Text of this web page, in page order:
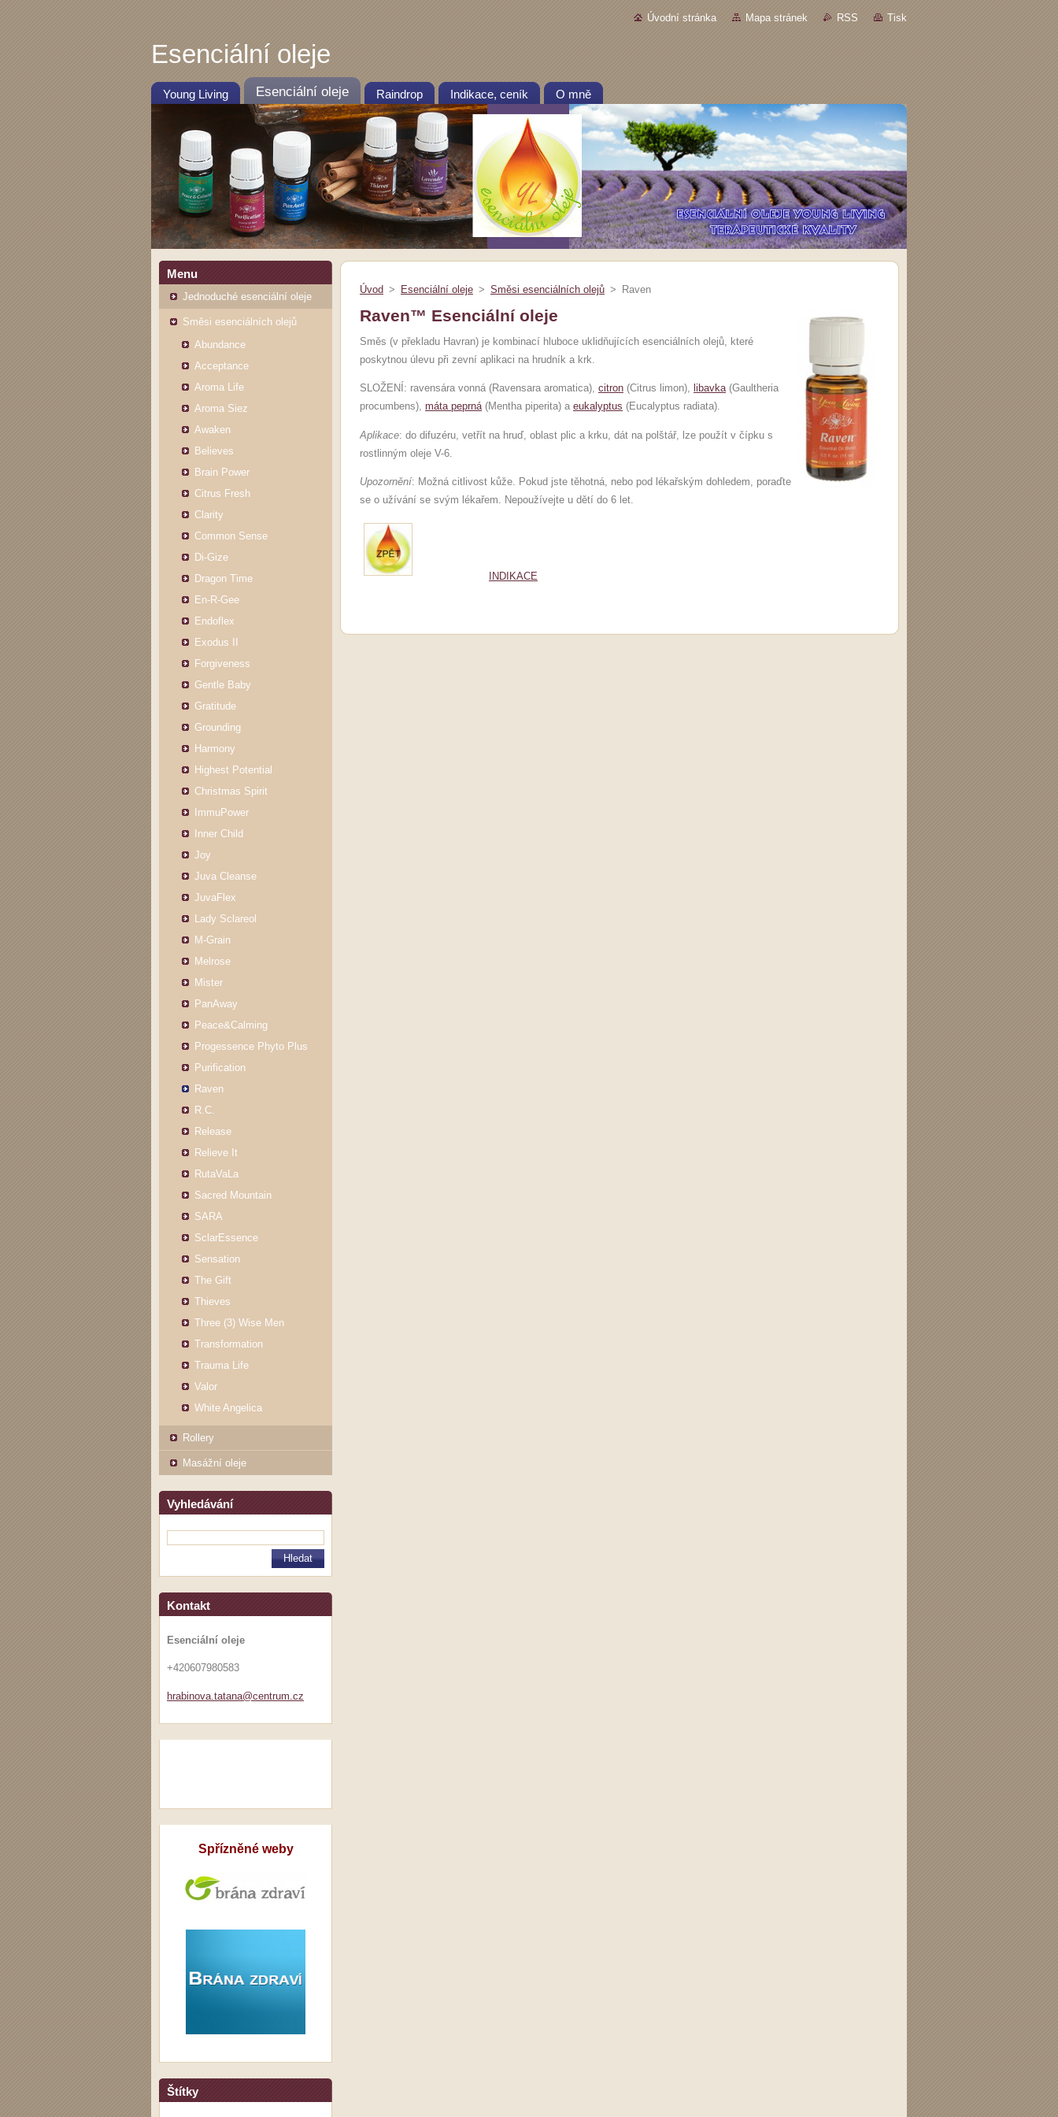
Úvodní stránka Mapa stránek RSS Tisk
Esenciální oleje
Young Living Esenciální oleje Raindrop Indikace, ceník O mně
Menu
Jednoduché esenciální oleje
Směsi esenciálních olejů
Abundance
Acceptance
Aroma Life
Aroma Siez
Awaken
Believes
Brain Power
Citrus Fresh
Clarity
Common Sense
Di-Gize
Dragon Time
En-R-Gee
Endoflex
Exodus II
Forgiveness
Gentle Baby
Gratitude
Grounding
Harmony
Highest Potential
Christmas Spirit
ImmuPower
Inner Child
Joy
Juva Cleanse
JuvaFlex
Lady Sclareol
M-Grain
Melrose
Mister
PanAway
Peace&Calming
Progessence Phyto Plus
Purification
Raven
R.C.
Release
Relieve It
RutaVaLa
Sacred Mountain
SARA
SclarEssence
Sensation
The Gift
Thieves
Three (3) Wise Men
Transformation
Trauma Life
Valor
White Angelica
Rollery
Masážní oleje
Vyhledávání
Kontakt
Esenciální oleje
+420607980583
hrabinova.tatana@centrum .cz
Spřízněné weby
Štítky
Úvod > Esenciální oleje > Směsi esenciálních olejů > Raven
Raven™ Esenciální oleje
Směs (v překladu Havran) je kombinací hluboce uklidňujících esenciálních olejů, které
poskytnou úlevu při zevní aplikaci na hrudník a krk.
SLOŽENÍ: ravensára vonná (Ravensara aromatica), citron (Citrus limon), libavka(Gaultheria
procumbens), máta peprná(Mentha piperita) a eukalyptus (Eucalyptus radiata).
Aplikace: do difuzéru, vetřít na hruď, oblast plic a krku, dát na polštář, lze použít v čípku s
rostlinným oleje V-6.
Upozornění: Možná citlivost kůže. Pokud jste těhotná, nebo pod lékařským dohledem, poraďte
se o užívání se svým lékařem. Nepoužívejte u dětí do 6 let.
INDIKACE